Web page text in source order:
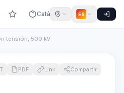
Catálogo ES
tensión, 500 kV
PDF Link
Compartir